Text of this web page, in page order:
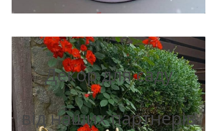
Декор для саду
від наших партнерів